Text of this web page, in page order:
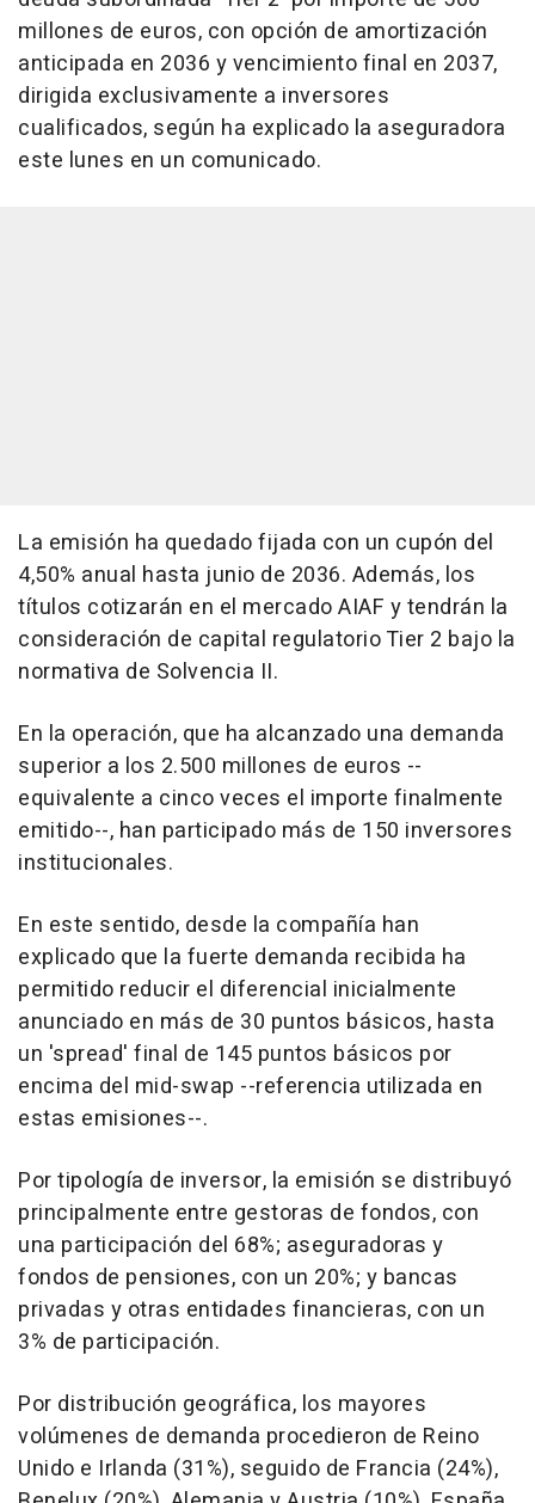
millones de euros, con opción de amortización
anticipada en 2036 y vencimiento final en 2037,
dirigida exclusivamente a inversores
cualificados, según ha explicado la aseguradora
este lunes en un comunicado.
La emisión ha quedado fijada con un cupón del
4,50% anual hasta junio de 2036. Además, los
títulos cotizarán en el mercado AIAF y tendrán la
consideración de capital regulatorio Tier 2 bajo la
normativa de Solvencia II.
En la operación, que ha alcanzado una demanda
superior a los 2.500 millones de euros --
equivalente a cinco veces el importe finalmente
emitido--, han participado más de 150 inversores
institucionales.
En este sentido, desde la compañía han
explicado que la fuerte demanda recibida ha
permitido reducir el diferencial inicialmente
anunciado en más de 30 puntos básicos, hasta
un 'spread' final de 145 puntos básicos por
encima del mid-swap --referencia utilizada en
estas emisiones--.
Por tipología de inversor, la emisión se distribuyó
principalmente entre gestoras de fondos, con
una participación del 68%; aseguradoras y
fondos de pensiones, con un 20%; y bancas
privadas y otras entidades financieras, con un
3% de participación.
Por distribución geográfica, los mayores
volúmenes de demanda procedieron de Reino
Unido e Irlanda (31%), seguido de Francia (24%),